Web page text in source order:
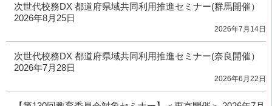
次世代校務DX 都道府県域共同利用推進セミナー(群馬開催）
2026年8月25日
2026年7月14日
次世代校務DX 都道府県域共同利用推進セミナー(奈良開催）
2026年7月28日
2026年6月22日